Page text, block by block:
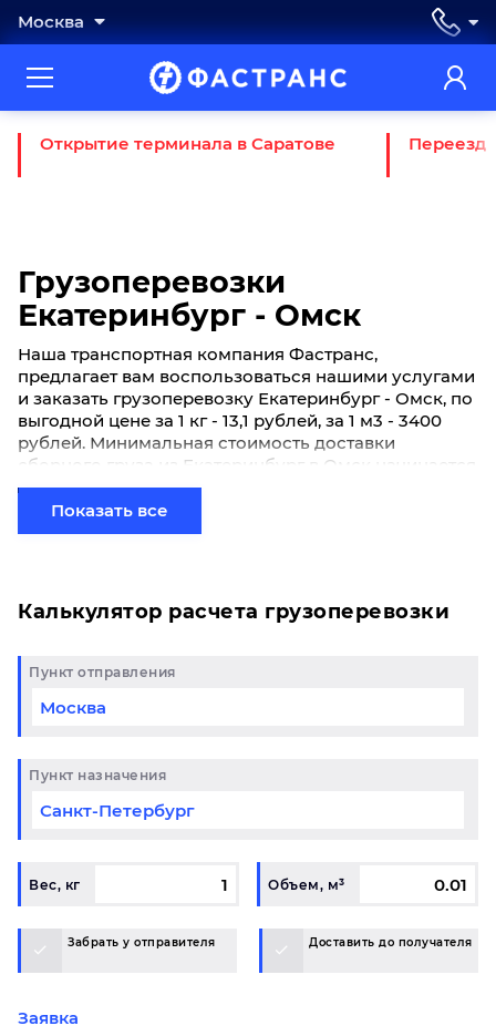
Москва
Открытие терминала в Саратове Переезд
Грузоперевозки
Екатеринбург - Омск
Наша транспортная компания Фастранс,
предлагает вам воспользоваться нашими услугами
и заказать грузоперевозку Екатеринбург - Омск, по
выгодной цене за 1 кг - 13,1 рублей, за 1 м3 - 3400
рублей. Минимальная стоимость доставки
сборного груза из Екатеринбург в Омск начинается
от 600 рублей. Если вы хотите отправить свой груз
сборной партией по готовому маршруту в Омск и у
вас возникли вопросы, свяжитесь с нашим
Показать все
Калькулятор расчета грузоперевозки
Пункт отправления
Пункт назначения
Вес, кг Объем, м³
Забрать у отправителя Доставить до получателя
Заявка